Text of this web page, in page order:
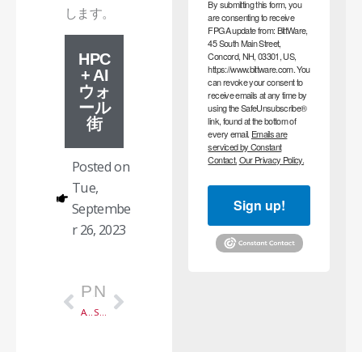
します。
HPC
+ AI
ウォ
ール
街
Posted on
Tue,
Septembe
r 26, 2023
PREVIOUS
Article Compares DDR4 and DDR5
NEXT
STAC NY Fall 2023
次のページ
By submitting this form, you
are consenting to receive
FPGA update from: BittWare,
45 South Main Street,
Concord, NH, 03301, US,
https://www.bittware.com. You
can revoke your consent to
receive emails at any time by
using the SafeUnsubscribe®
link, found at the bottom of
every email. Emails are
serviced by Constant
Contact.Our Privacy Policy.
Sign up!